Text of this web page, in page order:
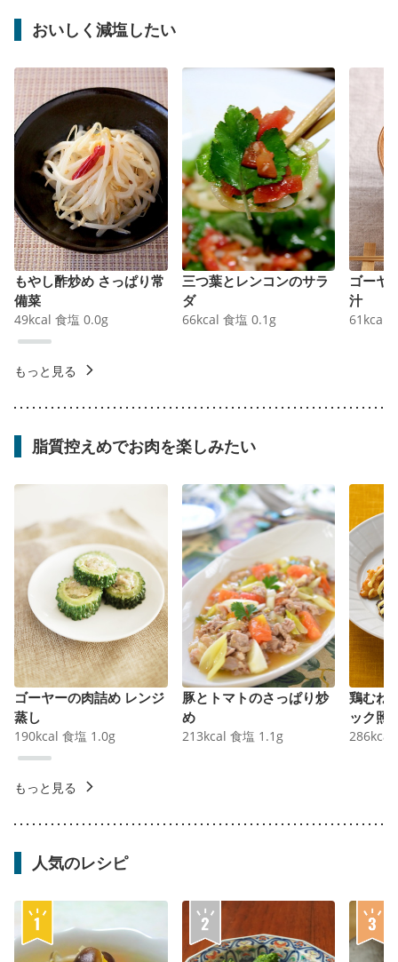
おいしく減塩したい
もやし酢炒め さっぱり常
備菜
49kcal 食塩 0.0g
三つ葉とレンコンのサラ
ダ
66kcal 食塩 0.1 g
ゴーヤ
汁
61 kcal
もっと見る
脂質控えめでお肉を楽しみたい
ゴーヤーの肉詰め レンジ
蒸し
190kcal 食塩 1.0g
豚とトマトのさっぱり炒
め
213kcal 食塩 1.1 g
鶏むね
ック照
286kcal
もっと見る
人気のレシピ